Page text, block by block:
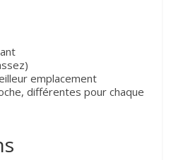
emplacement
différentes pour chaque